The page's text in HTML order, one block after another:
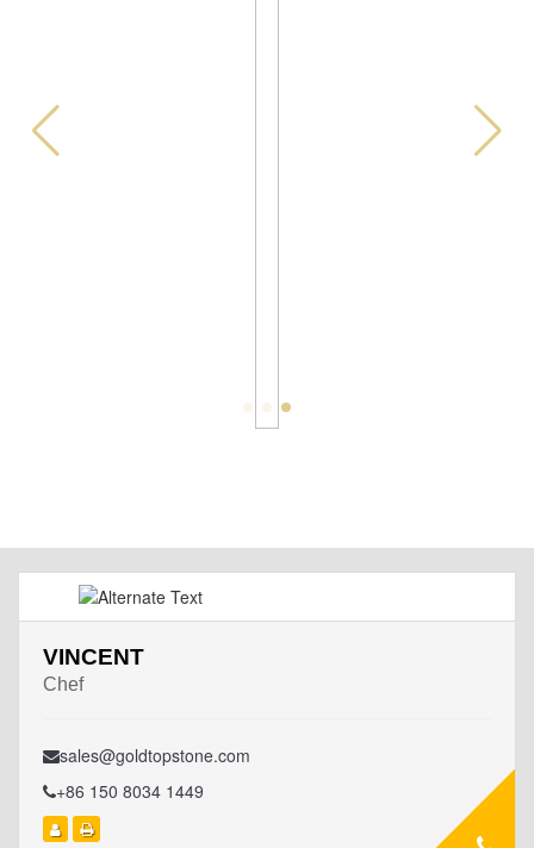
VINCENT
Chef
sales@goldtopstone.com
+86 150 8034 1449